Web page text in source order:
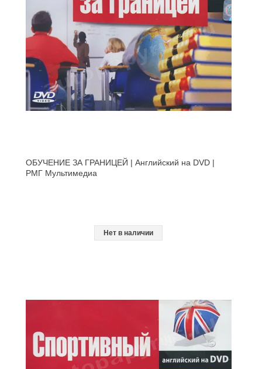
ОБУЧЕНИЕ ЗА ГРАНИЦЕЙ | Английский на DVD |
РМГ Мультимедиа
Нет в наличии